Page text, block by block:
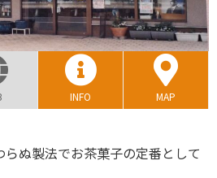
INFO MAP
ぬ製法でお茶菓子の定番として